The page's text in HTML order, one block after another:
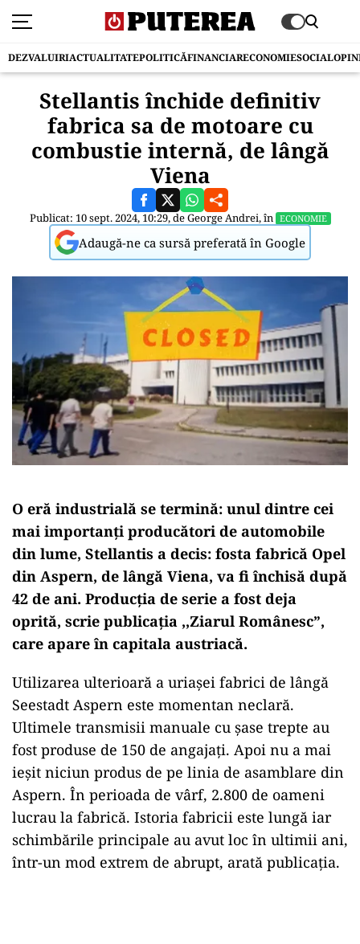
DEZVALUIRIACTUALITATEPOLITICĂFINANCIARECONOMIESOCIAL
Stellantis închide definitiv
fabrica sa de motoare cu
combustie internă, de lângă
Viena
Publicat: 10 sept. 2024, 10:29, deGeorge Andrei, în ECONOMIE
Adaugă-ne ca sursă preferată în Google
O eră industrială se termină: unul dintre cei
mai importanți producători de automobile
din lume, Stellantis a decis: fosta fabrică Opel
din Aspern, de lângă Viena, va fi închisă după
42 de ani. Producția de serie a fost deja
oprită, scrie publicația ,,Ziarul Românesc”,
care apare în capitala austriacă.
Utilizarea ulterioară a uriașei fabrici de lângă
Seestadt Aspern este momentan neclară.
Ultimele transmisii manuale cu șase trepte au
fost produse de 150 de angajați. Apoi nu a mai
ieșit niciun produs de pe linia de asamblare din
Aspern. În perioada de vârf, 2.800 de oameni
lucrau la fabrică. Istoria fabricii este lungă iar
schimbările principale au avut loc în ultimii ani,
într-un mod extrem de abrupt, arată publicația.